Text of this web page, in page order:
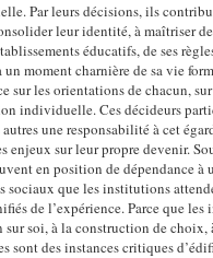
Par leurs décisions, ils
leur identité, à maîtriser
éducatifs, de ses
moment charnière de sa vie
sur les orientations de chacun,
individuelle. Ces décideurs
une responsabilité à cet
enjeux sur leur propre devenir.
en position de dépendance à
sociaux que les institutions
de l’expérience. Parce que
soi, à la construction de choix,
sont des instances critiques